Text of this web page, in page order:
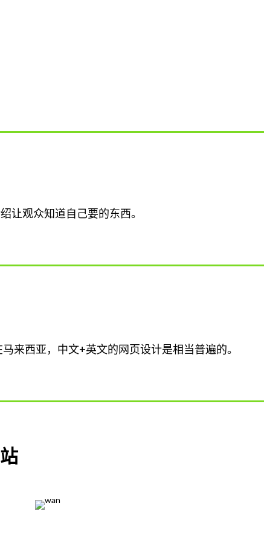
让观众知道自己要的东西。
来西亚，中文+英文的网页设计是相当普遍的。